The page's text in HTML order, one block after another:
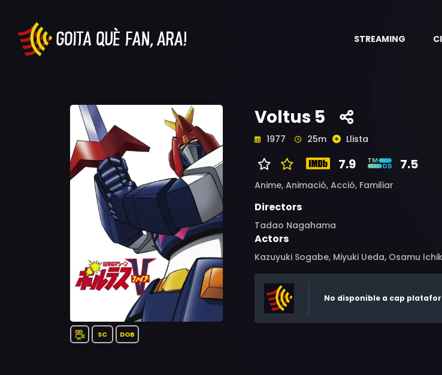
STREAMING
SC DOB
Voltus 5
1977 25m Llista
7.9 7.5
Anime, Animació, Acció, Familiar
Directors
Tadao Nagahama
Actors
Kazuyuki Sogabe, Miyuki Ueda, Osamu
No disponible a cap